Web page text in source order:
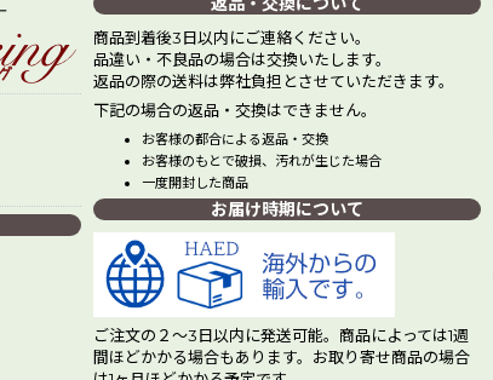
商品到着後3日以内にご連絡ください。
品違い・不良品の場合は交換いたします。
返品の際の送料は弊社負担とさせていただきます。
下記の場合の返品・交換はできません。
お客様の都合による返品・交換
お客様のもとで破損、汚れが生じた場合
一度開封した商品
お届け時期について
ご注文の２～3日以内に発送可能。商品によっては1週
間ほどかかる場合もあります。お取り寄せ商品の場合